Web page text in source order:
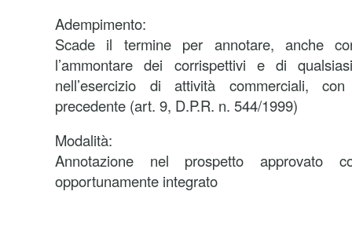
Adempimento:
Scade il termine per annotare, anche
l’ammontare dei corrispettivi e di
nell’esercizio di attività commerciali,
precedente (art. 9, D.P.R. n. 544/1999)
Modalità:
Annotazione nel prospetto approvato
opportunamente integrato